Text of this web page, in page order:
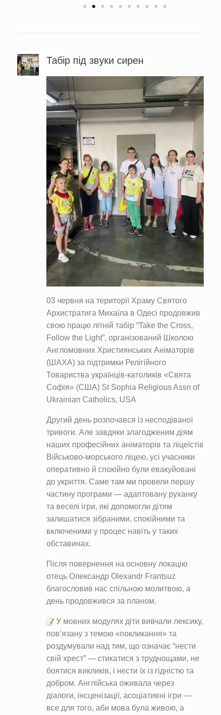
Табір під звуки сирен
03 червня на території Храму Святого
Архистратига Михаїла в Одесі продовжив
свою працю літній табір “Take the Cross,
Follow the Light”, організований Школою
Англомовних Християнських Аніматорів
(ШАХА) за підтримки Релігійного
Товариства українців-католиків «Свята
Софія» (США) St Sophia Religious Assn of
Ukrainian Catholics, USA
Другий день розпочався із несподіваної
тривоги. Але завдяки злагодженим діям
наших професійних аніматорів та ліцеїстів
Військово-морського ліцею, усі учасники
оперативно й спокійно були евакуйовані
до укриття. Саме там ми провели першу
частину програми — адаптовану руханку
та веселі ігри, які допомогли дітям
залишатися зібраними, спокійними та
включеними у процес навіть у таких
обставинах.
Після повернення на основну локацію
отець Олександр Olexandr Frantsuz
благословив нас спільною молитвою, а
день продовжився за планом.
У мовних модулях діти вивчали лексику,
пов’язану з темою «покликання» та
роздумували над тим, що означає “нести
свій хрест” — стикатися з труднощами, не
боятися викликів, і нести їх із гідністю та
добром. Англійська оживала через
діалоги, інсценізації, асоціативні ігри —
все для того, аби мова була живою, а